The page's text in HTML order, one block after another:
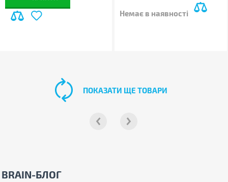
Немає в наявності
ПОКАЗАТИ ЩЕ ТОВАРИ
BRAIN-БЛОГ